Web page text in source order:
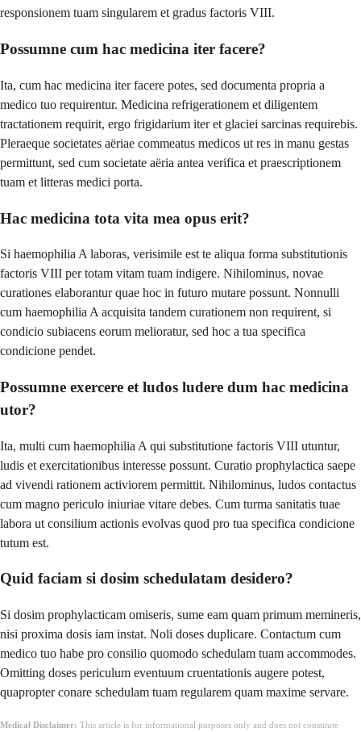
responsionem tuam singularem et gradus factoris VIII.
Possumne cum hac medicina iter facere?
Ita, cum hac medicina iter facere potes, sed documenta propria a
medico tuo requirentur. Medicina refrigerationem et diligentem
tractationem requirit, ergo frigidarium iter et glaciei sarcinas requirebis.
Pleraeque societates aëriae commeatus medicos ut res in manu gestas
permittunt, sed cum societate aëria antea verifica et praescriptionem
tuam et litteras medici porta.
Hac medicina tota vita mea opus erit?
Si haemophilia A laboras, verisimile est te aliqua forma substitutionis
factoris VIII per totam vitam tuam indigere. Nihilominus, novae
curationes elaborantur quae hoc in futuro mutare possunt. Nonnulli
cum haemophilia A acquisita tandem curationem non requirent, si
condicio subiacens eorum melioratur, sed hoc a tua specifica
condicione pendet.
Possumne exercere et ludos ludere dum hac medicina
utor?
Ita, multi cum haemophilia A qui substitutione factoris VIII utuntur,
ludis et exercitationibus interesse possunt. Curatio prophylactica saepe
ad vivendi rationem activiorem permittit. Nihilominus, ludos contactus
cum magno periculo iniuriae vitare debes. Cum turma sanitatis tuae
labora ut consilium actionis evolvas quod pro tua specifica condicione
tutum est.
Quid faciam si dosim schedulatam desidero?
Si dosim prophylacticam omiseris, sume eam quam primum memineris,
nisi proxima dosis iam instat. Noli doses duplicare. Contactum cum
medico tuo habe pro consilio quomodo schedulam tuam accommodes.
Omitting doses periculum eventuum cruentationis augere potest,
quapropter conare schedulam tuam regularem quam maxime servare.
Medical Disclaimer: This article is for informational purposes only and does not constitute